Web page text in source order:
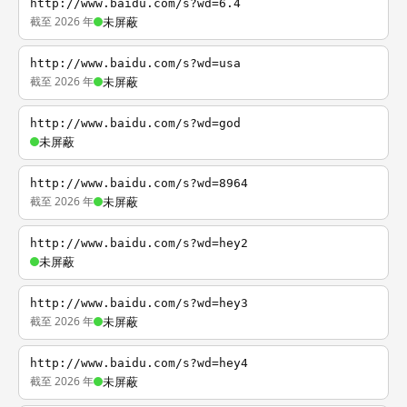
http://www.baidu.com/s?wd=6.4
截至 2026 年 未屏蔽
http://www.baidu.com/s?wd=usa
截至 2026 年 未屏蔽
http://www.baidu.com/s?wd=god
未屏蔽
http://www.baidu.com/s?wd=8964
截至 2026 年 未屏蔽
http://www.baidu.com/s?wd=hey2
未屏蔽
http://www.baidu.com/s?wd=hey3
截至 2026 年 未屏蔽
http://www.baidu.com/s?wd=hey4
截至 2026 年 未屏蔽